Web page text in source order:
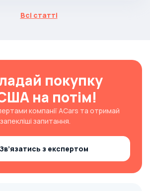
Всі статті
покупку
на потім!
компанії ACars та отримай
запитання.
з експертом